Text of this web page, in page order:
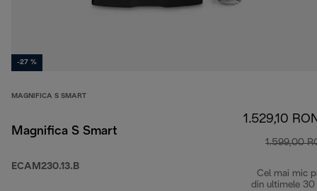
-27 %
MAGNIFICA S SMART
Magnifica S Smart
ECAM230.13.B
1.529,10
1.599,00
Cel mai mic
din ultimele 30